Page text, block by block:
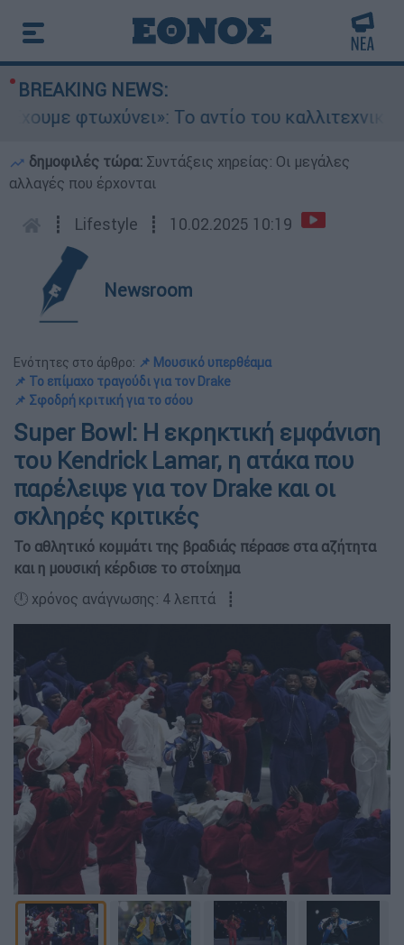
BREAKING NEWS:
φτωχύνει»: Το αντίο του καλλιτεχνικού
δημοφιλές τώρα: Συντάξεις χηρείας: Οι μεγάλες
αλλαγές που έρχονται
┋ Lifestyle ┋ 10.02.2025 10:19
Newsroom
Ενότητες στο άρθρο: 📌 Μουσικό υπερθέαμα
📌 Το επίμαχο τραγούδι για τον Drake
📌 Σφοδρή κριτική για το σόου
Super Bowl: Η εκρηκτική εμφάνιση
του Kendrick Lamar, η ατάκα που
παρέλειψε για τον Drake και οι
σκληρές κριτικές
Το αθλητικό κομμάτι της βραδιάς πέρασε στα αζήτητα
και η μουσική κέρδισε το στοίχημα
🕛 χρόνος ανάγνωσης: 4 λεπτά ┋